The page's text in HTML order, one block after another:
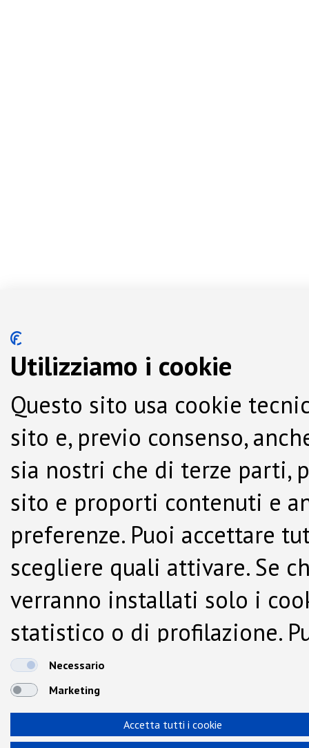
Utilizziamo i cookie
Questo sito usa cookie
sito e, previo consenso,
sia nostri che di terze parti,
sito e proporti contenuti e
preferenze. Puoi accettare
scegliere quali attivare. Se
verranno installati solo i
statistico o di profilazione.
dalla Cookie Policy.
Necessario
Marketing
Accetta tutti i cookie